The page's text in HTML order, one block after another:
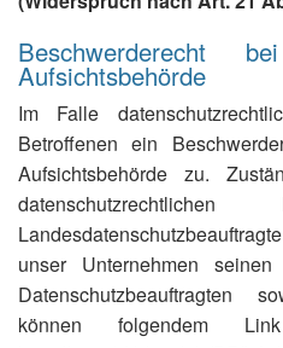
Beschwerderecht
Aufsichtsbehörde
Im Falle
Betroffenen ein
Aufsichtsbehörde zu.
unser Unternehmen
Datenschutzbeauftragten
können folgendem